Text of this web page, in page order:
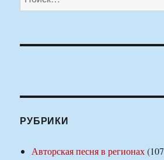
РУБРИКИ
Авторская песня в регионах